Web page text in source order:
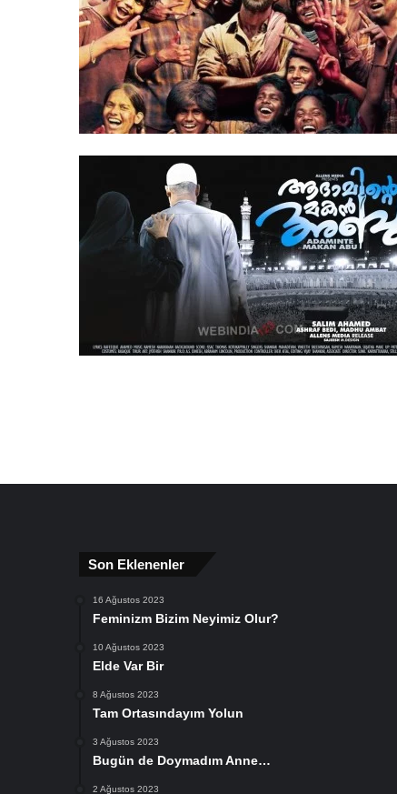
Son Eklenenler
16 Ağustos 2023
Feminizm Bizim Neyimiz Olur?
10 Ağustos 2023
Elde Var Bir
8 Ağustos 2023
Tam Ortasındayım Yolun
3 Ağustos 2023
Bugün de Doymadım Anne…
2 Ağustos 2023